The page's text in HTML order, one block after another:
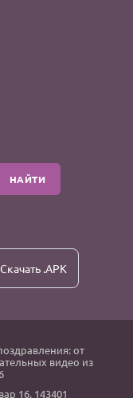
НАЙТИ
Скачать .APK
от
видео из
16, 143401